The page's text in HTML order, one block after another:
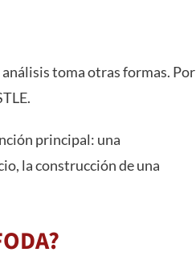
toma otras formas. Por
principal: una
la construcción de una